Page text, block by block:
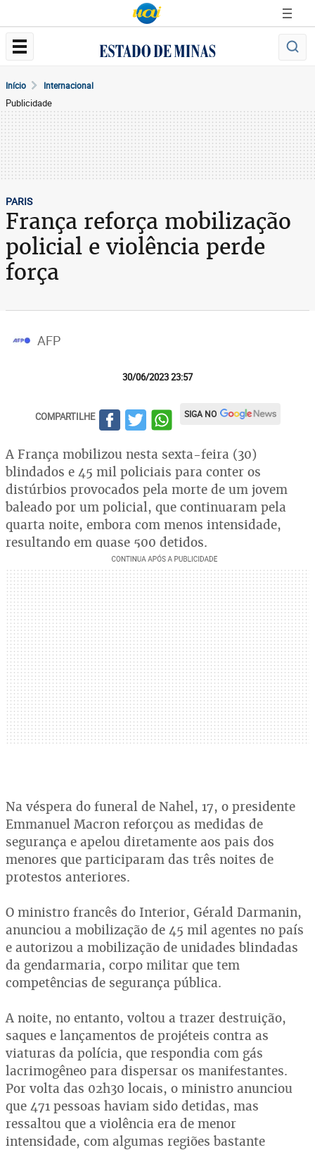
Início Internacional
Publicidade
PARIS
França reforça mobilização
policial e violência perde
força
AFP
30/06/2023 23:57
COMPARTILHE SIGA NO
A França mobilizou nesta sexta-feira (30)
blindados e 45 mil policiais para conter os
distúrbios provocados pela morte de um jovem
baleado por um policial, que continuaram pela
quarta noite, embora com menos intensidade,
resultando em quase 500 detidos.
Na véspera do funeral de Nahel, 17, o presidente
Emmanuel Macron reforçou as medidas de
segurança e apelou diretamente aos pais dos
menores que participaram das três noites de
protestos anteriores.
O ministro francês do Interior, Gérald Darmanin,
anunciou a mobilização de 45 mil agentes no país
e autorizou a mobilização de unidades blindadas
da gendarmaria, corpo militar que tem
competências de segurança pública.
A noite, no entanto, voltou a trazer destruição,
saques e lançamentos de projéteis contra as
viaturas da polícia, que respondia com gás
lacrimogêneo para dispersar os manifestantes.
Por volta das 02h30 locais, o ministro anunciou
que 471 pessoas haviam sido detidas, mas
ressaltou que a violência era de menor
intensidade, com algumas regiões bastante